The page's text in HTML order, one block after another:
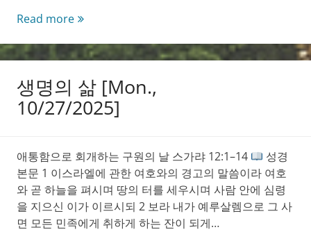
Read moreLiving
[Mon.,
생명의 삶 [Mon.,
10/27/2025]
애통함으로 회개하는 구원의 날 스가랴 12:1–14
성경
본문 1 이스라엘에 관한 여호와의 경고의 말씀이라 여호
와 곧 하늘을 펴시며 땅의 터를 세우시며 사람 안에 심령
을 지으신 이가 이르시되 2 보라 내가 예루살렘으로 그 사
면 모든 민족에게 취하게 하는 잔이 되게…